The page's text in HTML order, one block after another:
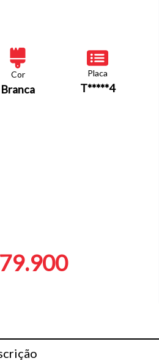
Cor
Branca
Placa
T*****4